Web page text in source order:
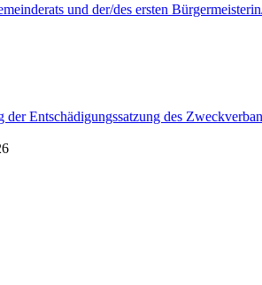
und der/des ersten
der Entschädigungssatzung des